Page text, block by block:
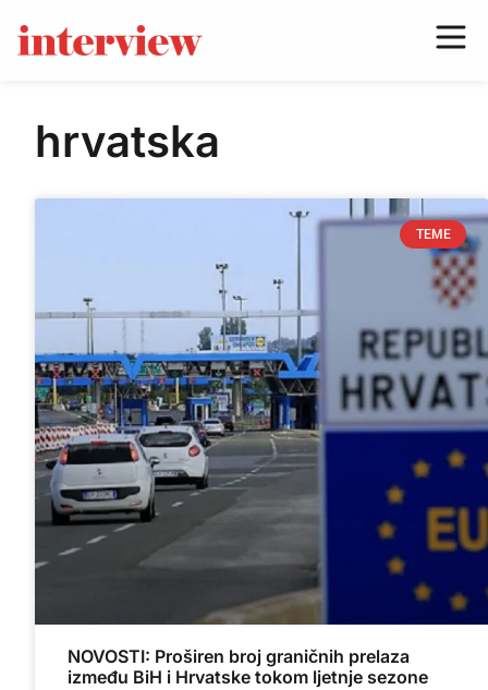
hrvatska
TEME
NOVOSTI: Proširen broj graničnih prelaza
između BiH i Hrvatske tokom ljetnje sezone